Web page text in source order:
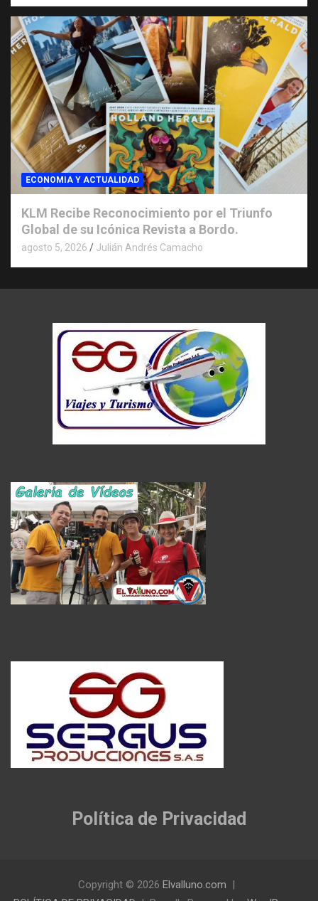
ECONOMIA Y ACTUALIDAD
KLM Recibe Reconocimiento por el Triunfo
Global de su Icónica Revista a Bordo.
agosto 5, 2026 Julián Andrés Camacho
Política de Privacidad
Copyright © 2026 Elvalluno.com